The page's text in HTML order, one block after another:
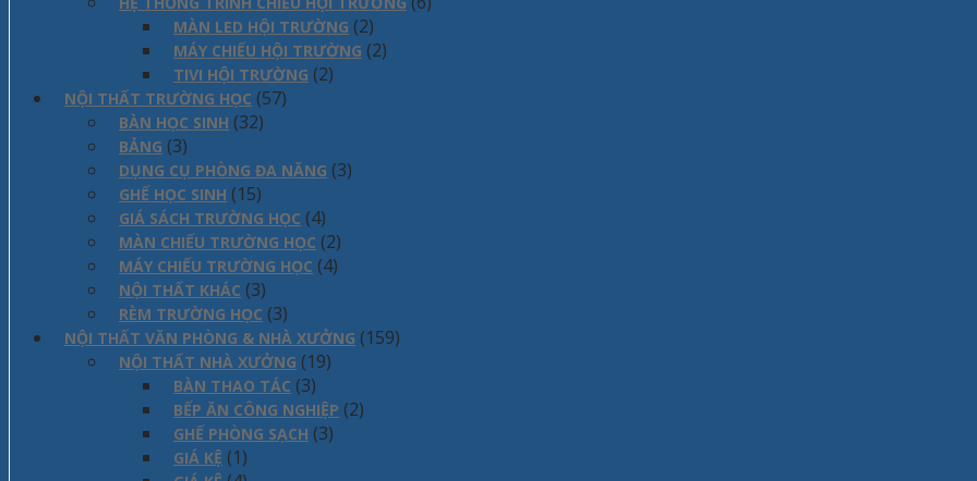
MÀN LED HỘI TRƯỜNG (2)
MÁY CHIẾU HỘI TRƯỜNG (2)
TIVI HỘI TRƯỜNG (2)
NỘI THẤT TRƯỜNG HỌC (57)
BÀN HỌC SINH (32)
BẢNG (3)
DỤNG CỤ PHÒNG ĐA NĂNG (3)
GHẾ HỌC SINH (15)
GIÁ SÁCH TRƯỜNG HỌC (4)
MÀN CHIẾU TRƯỜNG HỌC (2)
MÁY CHIẾU TRƯỜNG HỌC (4)
NỘI THẤT KHÁC (3)
RÈM TRƯỜNG HỌC (3)
NỘI THẤT VĂN PHÒNG & NHÀ XƯỞNG (159)
NỘI THẤT NHÀ XƯỞNG (19)
BÀN THAO TÁC (3)
BẾP ĂN CÔNG NGHIỆP (2)
GHẾ PHÒNG SẠCH (3)
GIÁ KỆ (1)